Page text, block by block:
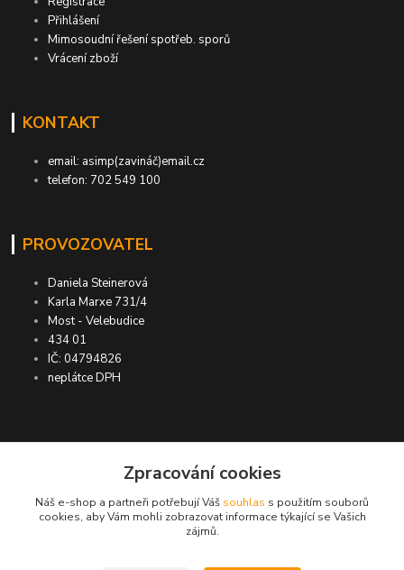
Přihlášení
Mimosoudní řešení spotřeb. sporů
Vrácení zboží
KONTAKT
email: asimp(zavináč)email.cz
telefon: 702 549 100
PROVOZOVATEL
Daniela Steinerová
Karla Marxe 731/4
Most - Velebudice
434 01
IČ: 04794826
neplátce DPH
ASIMP.cz
DOPRAVA ZDARMA po ČR a SR ●
KONTROLA doručení zboží ● GARANCE
Zpracování cookies
Náš e-shop a partneři potřebují Váš souhlas s použitím souborů
cookies, aby Vám mohli zobrazovat informace týkající se Vašich
zájmů.